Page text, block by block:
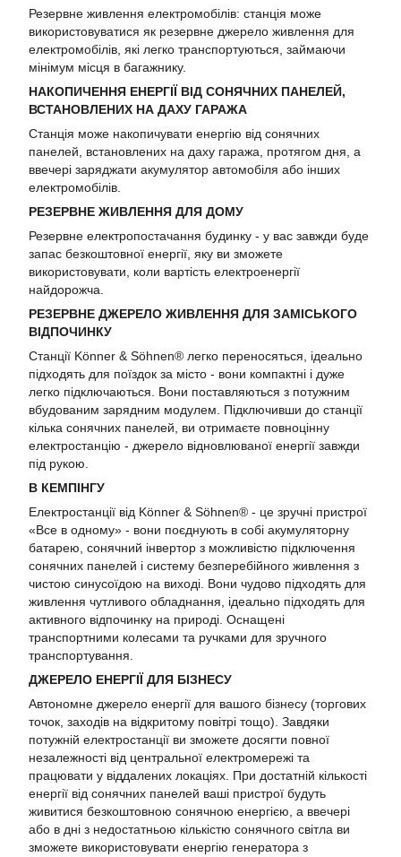
Резервне живлення електромобілів: станція може
використовуватися як резервне джерело живлення для
електромобілів, які легко транспортуються, займаючи
мінімум місця в багажнику.
НАКОПИЧЕННЯ ЕНЕРГІЇ ВІД СОНЯЧНИХ ПАНЕЛЕЙ,
ВСТАНОВЛЕНИХ НА ДАХУ ГАРАЖА
Станція може накопичувати енергію від сонячних
панелей, встановлених на даху гаража, протягом дня, а
ввечері заряджати акумулятор автомобіля або інших
електромобілів.
РЕЗЕРВНЕ ЖИВЛЕННЯ ДЛЯ ДОМУ
Резервне електропостачання будинку - у вас завжди буде
запас безкоштовної енергії, яку ви зможете
використовувати, коли вартість електроенергії
найдорожча.
РЕЗЕРВНЕ ДЖЕРЕЛО ЖИВЛЕННЯ ДЛЯ ЗАМІСЬКОГО
ВІДПОЧИНКУ
Станції Könner & Söhnen® легко переносяться, ідеально
підходять для поїздок за місто - вони компактні і дуже
легко підключаються. Вони поставляються з потужним
вбудованим зарядним модулем. Підключивши до станції
кілька сонячних панелей, ви отримаєте повноцінну
електростанцію - джерело відновлюваної енергії завжди
під рукою.
В КЕМПІНГУ
Електростанції від Könner & Söhnen® - це зручні пристрої
«Все в одному» - вони поєднують в собі акумуляторну
батарею, сонячний інвертор з можливістю підключення
сонячних панелей і систему безперебійного живлення з
чистою синусоїдою на виході. Вони чудово підходять для
живлення чутливого обладнання, ідеально підходять для
активного відпочинку на природі. Оснащені
транспортними колесами та ручками для зручного
транспортування.
ДЖЕРЕЛО ЕНЕРГІЇ ДЛЯ БІЗНЕСУ
Автономне джерело енергії для вашого бізнесу (торгових
точок, заходів на відкритому повітрі тощо). Завдяки
потужній електростанції ви зможете досягти повної
незалежності від центральної електромережі та
працювати у віддалених локаціях. При достатній кількості
енергії від сонячних панелей ваші пристрої будуть
живитися безкоштовною сонячною енергією, а ввечері
або в дні з недостатньою кількістю сонячного світла ви
зможете використовувати енергію генератора з